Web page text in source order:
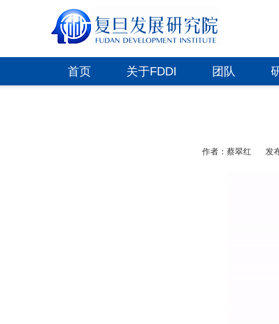
首页 关于FDDI 团队
作者：蔡翠红 发